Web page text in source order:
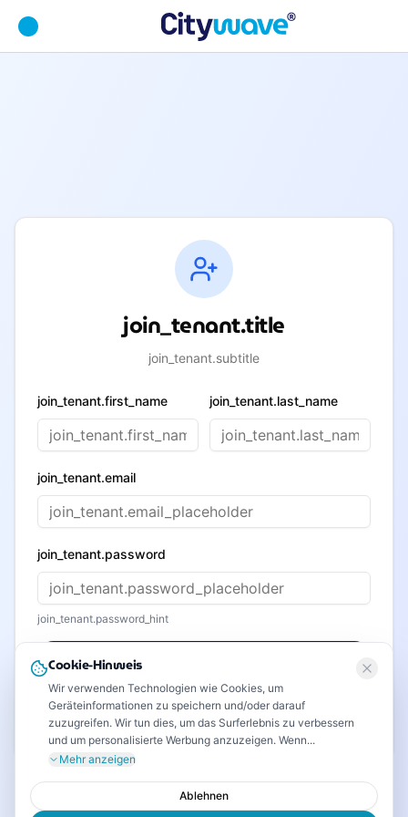
join_tenant.title
join_tenant.subtitle
join_tenant.first_name join_tenant.last_name
join_tenant.email
join_tenant.password
join_tenant.password_hint
join_tenant.create_account
join_tenant.already_have_account join_tenant.login_here
Cookie-Hinweis
Wir verwenden Technologien wie Cookies, um
Geräteinformationen zu speichern und/oder darauf
zuzugreifen. Wir tun dies, um das Surferlebnis zu verbessern
und um personalisierte Werbung anzuzeigen. Wenn...
Mehr anzeigen
Ablehnen